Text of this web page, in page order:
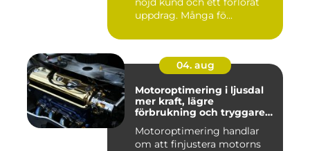
uppdrag. Många fö...
04. aug
Motoroptimering i ljusdal
mer kraft, lägre
förbrukning och tryggare
Motoroptimering handlar
om att finjustera motorns